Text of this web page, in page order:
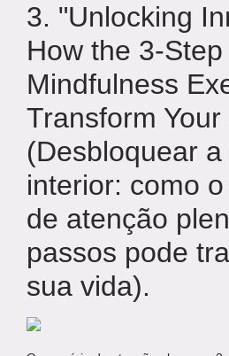
3. "Unlocking
How the 3-Step
Mindfulness
Transform Your
(Desbloquear a
interior: como
de atenção
passos pode
sua vida).